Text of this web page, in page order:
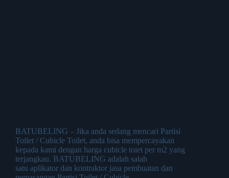
BATUBELING – Jika anda sedang mencari Partisi
Toilet / Cubicle Toilet, anda bisa mempercayakan
kepada kami dengan harga cubicle toiet per m2 yang
terjangkau. BATUBELING adalah salah
satu aplikator dan kontraktor jasa pembuatan dan